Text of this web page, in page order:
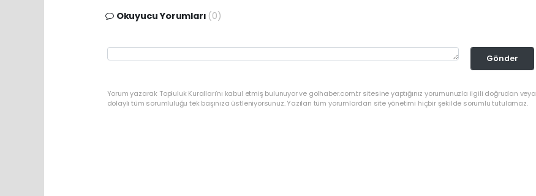
Okuyucu Yorumları (0)
Gönder
Yorum yazarak Topluluk Kuralları’nı kabul etmiş bulunuyor ve golhaber.com.tr sitesine yaptığınız yorumunuzla ilgili doğrudan veya
dolaylı tüm sorumluluğu tek başınıza üstleniyorsunuz. Yazılan tüm yorumlardan site yönetimi hiçbir şekilde sorumlu tutulamaz.